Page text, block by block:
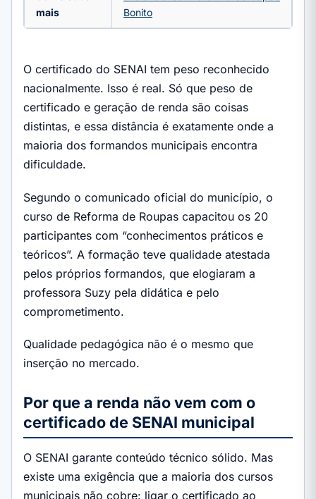
mais
Bonito
O certificado do SENAI tem peso reconhecido
nacionalmente. Isso é real. Só que peso de
certificado e geração de renda são coisas
distintas, e essa distância é exatamente onde a
maioria dos formandos municipais encontra
dificuldade.
Segundo o comunicado oficial do município, o
curso de Reforma de Roupas capacitou os 20
participantes com “conhecimentos práticos e
teóricos”. A formação teve qualidade atestada
pelos próprios formandos, que elogiaram a
professora Suzy pela didática e pelo
comprometimento.
Qualidade pedagógica não é o mesmo que
inserção no mercado.
Por que a renda não vem com o
certificado de SENAI municipal
O SENAI garante conteúdo técnico sólido. Mas
existe uma exigência que a maioria dos cursos
municipais não cobre: ligar o certificado ao